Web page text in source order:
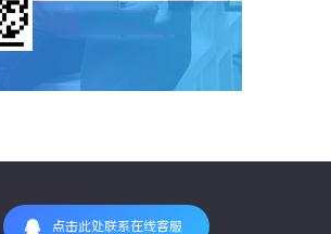
点击此处联系在线客服